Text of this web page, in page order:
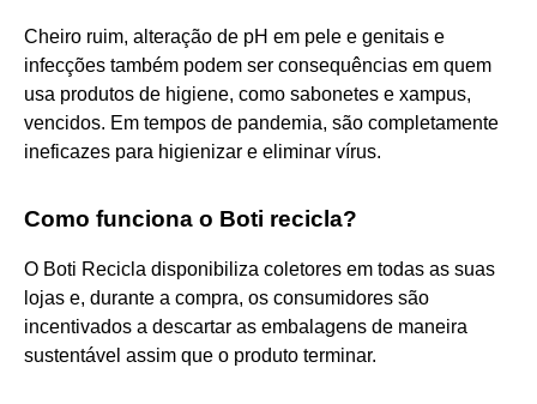
Cheiro ruim, alteração de pH em pele e genitais e
infecções também podem ser consequências em quem
usa produtos de higiene, como sabonetes e xampus,
vencidos. Em tempos de pandemia, são completamente
ineficazes para higienizar e eliminar vírus.
Como funciona o Boti recicla?
O Boti Recicla disponibiliza coletores em todas as suas
lojas e, durante a compra, os consumidores são
incentivados a descartar as embalagens de maneira
sustentável assim que o produto terminar.